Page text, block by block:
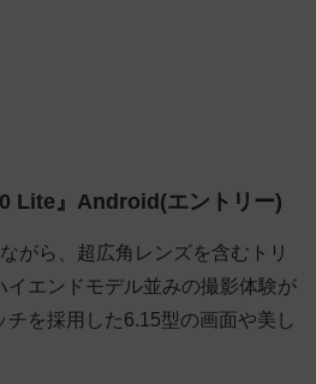
Lite』Android(エントリー)
がら、超広角レンズを含むトリ
イエンドモデル並みの撮影体験が
を採用した6.15型の画面や美し